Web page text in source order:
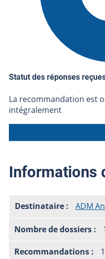
Statut des réponses
La recommandation est
intégralement
Informations
ADM
1